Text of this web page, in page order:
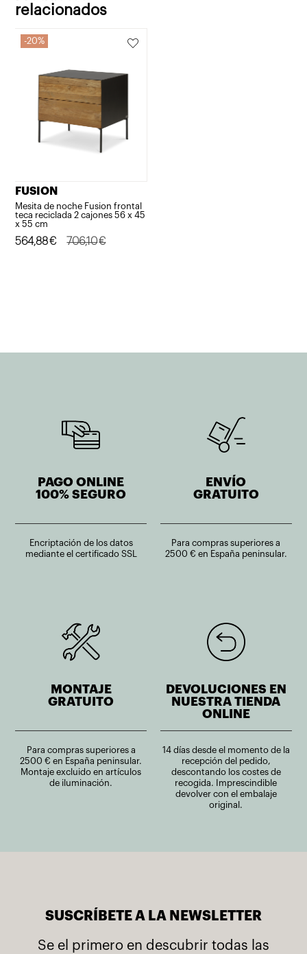
relacionados
20%
FUSION
Mesita de noche Fusion frontal
teca reciclada 2 cajones 56 x 45
x 55 cm
706,10€
El
564,88€
El
PAGO ONLINE
100% SEGURO
Encriptación de los datos
mediante el certificado SSL
ENVÍO
GRATUITO
Para compras superiores a
2500 € en España peninsular.
MONTAJE
GRATUITO
Para compras superiores a
2500 € en España peninsular.
Montaje excluido en artículos
de iluminación.
DEVOLUCIONES EN
NUESTRA TIENDA
ONLINE
14 días desde el momento de la
recepción del pedido,
descontando los costes de
recogida. Imprescindible
devolver con el embalaje
original.
SUSCRÍBETE A LA NEWSLETTER
Se el primero en descubrir todas las